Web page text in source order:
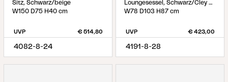
Sitz, Schwarz/beige
W150 D75 H40 cm
UVP € 514,80
4082-8-24
Loungesessel, Schwarz/Cley beige
W78 D103 H87 cm
UVP € 423,00
4191-8-28